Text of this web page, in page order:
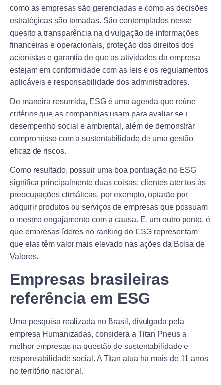
como as empresas são gerenciadas e como as decisões
estratégicas são tomadas. São contemplados nesse
quesito a transparência na divulgação de informações
financeiras e operacionais, proteção dos direitos dos
acionistas e garantia de que as atividades da empresa
estejam em conformidade com as leis e os regulamentos
aplicáveis e responsabilidade dos administradores.
De maneira resumida, ESG é uma agenda que reúne
critérios que as companhias usam para avaliar seu
desempenho social e ambiental, além de demonstrar
compromisso com a sustentabilidade de uma gestão
eficaz de riscos.
Como resultado, possuir uma boa pontuação no ESG
significa principalmente duas coisas: clientes atentos às
preocupações climáticas, por exemplo, optarão por
adquirir produtos ou serviços de empresas que possuam
o mesmo engajamento com a causa. E, um outro ponto, é
que empresas íderes no ranking do ESG representam
que elas têm valor mais elevado nas ações da Bolsa de
Valores.
Empresas brasileiras
referência em ESG
Uma pesquisa realizada no Brasil, divulgada pela
empresa Humanizadas, considera a Titan Pneus a
melhor empresas na questão de sustentabilidade e
responsabilidade social. A Titan atua há mais de 11 anos
no território nacional.